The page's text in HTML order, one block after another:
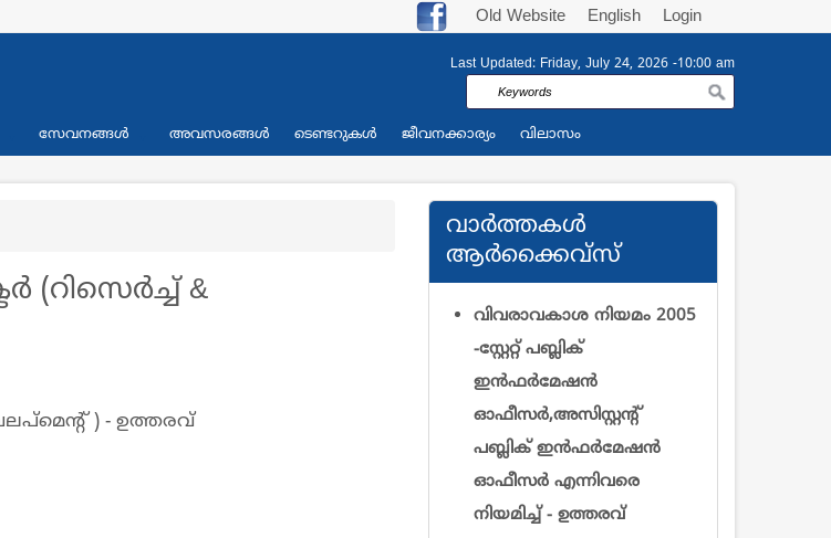
Old Website English Login
Last Updated: Friday, July 24, 2026 -10:00 am
Search
സേവനങ്ങള്‍ അവസരങ്ങള്‍ ടെണ്ടറുകള്‍ ജീവനക്കാര്യം വിലാസം
(റിസെർച്ച് &
) - ഉത്തരവ്
വാര്‍ത്തകള്‍
ആര്‍ക്കൈവ്സ്
വിവരാവകാശ നിയമം 2005
-സ്റ്റേറ്റ് പബ്ലിക്
ഇന്‍ഫര്‍മേഷന്‍
ഓഫീസര്‍,അസിസ്റ്റന്റ്
പബ്ലിക് ഇന്‍ഫര്‍മേഷന്‍
ഓഫീസര്‍ എന്നിവരെ
നിയമിച്ച് - ഉത്തരവ്